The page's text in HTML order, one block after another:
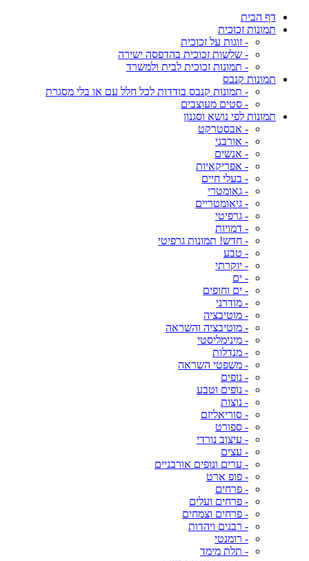
דף הבית
תמונות זכוכית
- זוגות על זכוכית
- שלשות זכוכית בהדפסה ישירה
- תמונות זכוכית לבית ולמשרד
תמונות קנבס
- תמונות קנבס בודדות לכל חלל עם או בלי מסגרת
- סטים מעוצבים
תמונות לפי נושא וסגנון
- אבסטרקט
- אורבני
- אנשים
- אפריקאיות
- בעלי חיים
- גאומטרי
- גיאומטריים
- גרפיטי
- דמויות
- חדש! תמונות גרפיטי
- טבע
- יוקרתי
- ים
- ים וחופים
- מודרני
- מוטיבציה
- מוטיבציה והשראה
- מינימליסטי
- מנדלות
- משפטי השראה
- נופים
- נופים וטבע
- נוצות
- סוריאליזם
- ספורט
- עיצוב נורדי
- עצים
- ערים ונופים אורבניים
- פופ ארט
- פרחים
- פרחים ועלים
- פרחים וצמחים
- רבנים ויהדות
- רומנטי
- תלת מימד